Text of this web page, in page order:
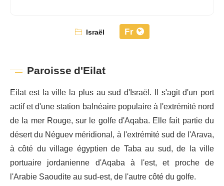
Israël Fr
Paroisse d'Eilat
Eilat est la ville la plus au sud d'Israël. Il s'agit d'un port
actif et d'une station balnéaire populaire à l'extrémité nord
de la mer Rouge, sur le golfe d'Aqaba. Elle fait partie du
désert du Néguev méridional, à l'extrémité sud de l'Arava,
à côté du village égyptien de Taba au sud, de la ville
portuaire jordanienne d'Aqaba à l'est, et proche de
l'Arabie Saoudite au sud-est, de l'autre côté du golfe.